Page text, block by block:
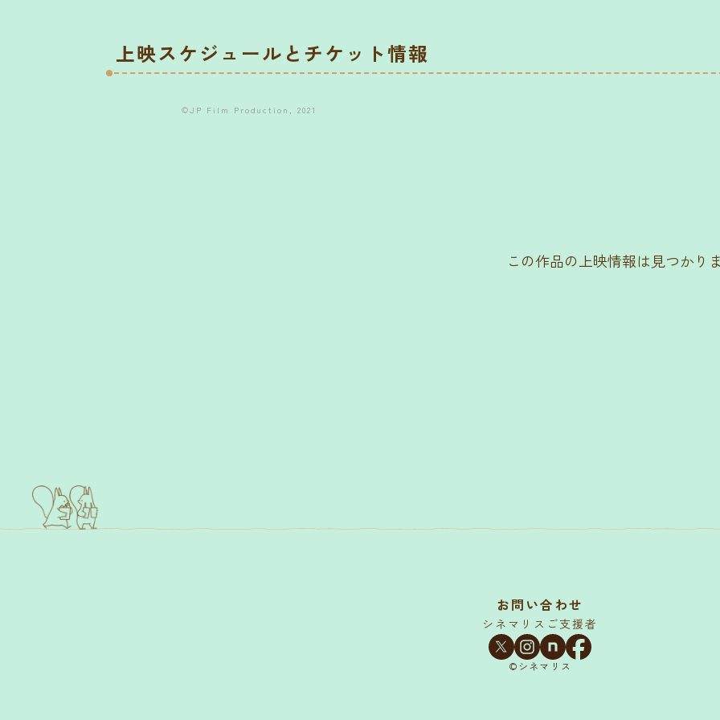
上映スケジュールとチケット情報
©JP Film Production, 2021
この作品の上映情報は見つかり
お問い合わせ
シネマリスご支援者
©シネマリス︎